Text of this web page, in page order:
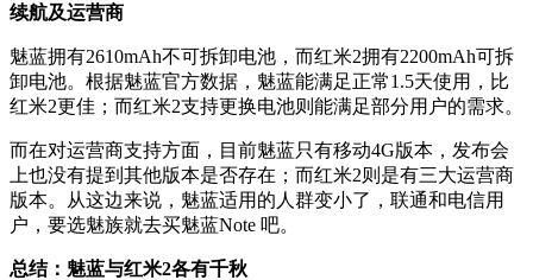
续航及运营商
魅蓝拥有2610mAh不可拆卸电池，而红米2拥有2200mAh可拆
卸电池。根据魅蓝官方数据，魅蓝能满足正常1.5天使用，比
红米2更佳；而红米2支持更换电池则能满足部分用户的需求。
而在对运营商支持方面，目前魅蓝只有移动4G版本，发布会
上也没有提到其他版本是否存在；而红米2则是有三大运营商
版本。从这边来说，魅蓝适用的人群变小了，联通和电信用
户，要选魅族就去买魅蓝Note 吧。
总结：魅蓝与红米2各有千秋